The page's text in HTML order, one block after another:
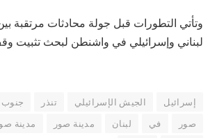
وتأتي التطورات قبل جولة محادثات مرتقبة
لبناني وإسرائيلي في واشنطن لبحث تثبيت
إسرائيل الجيش الإسرائيلي تنذر جنوب
صور
في لبنان مدينة صور
مدينة